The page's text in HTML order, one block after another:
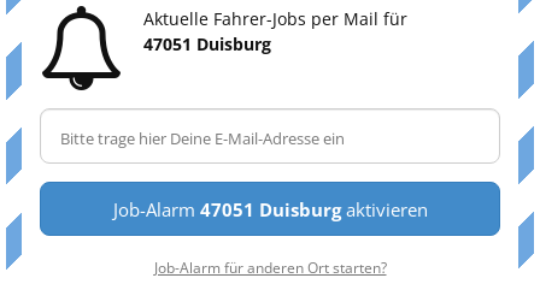
Aktuelle Fahrer-Jobs per Mail für
47051 Duisburg
Job-Alarm 47051 Duisburgaktivieren
Job-Alarm für anderen Ort starten?